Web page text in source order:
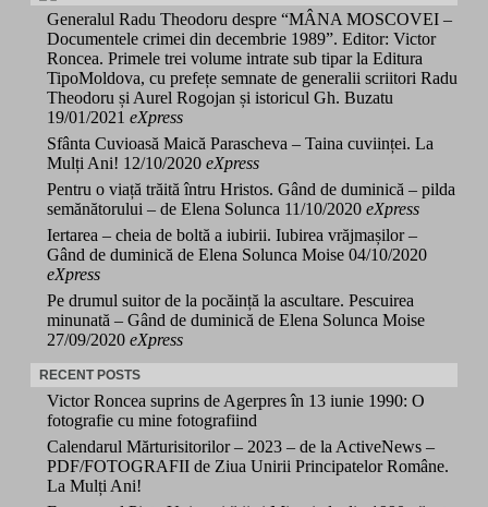
Generalul Radu Theodoru despre “MÂNA MOSCOVEI –
Documentele crimei din decembrie 1989”. Editor: Victor
Roncea. Primele trei volume intrate sub tipar la Editura
TipoMoldova, cu prefețe semnate de generalii scriitori Radu
Theodoru și Aurel Rogojan și istoricul Gh. Buzatu
19/01/2021 eXpress
Sfânta Cuvioasă Maică Parascheva – Taina cuviinței. La
Mulți Ani! 12/10/2020 eXpress
Pentru o viață trăită întru Hristos. Gând de duminică – pilda
semănătorului – de Elena Solunca 11/10/2020 eXpress
Iertarea – cheia de boltă a iubirii. Iubirea vrăjmașilor –
Gând de duminică de Elena Solunca Moise 04/10/2020
eXpress
Pe drumul suitor de la pocăință la ascultare. Pescuirea
minunată – Gând de duminică de Elena Solunca Moise
27/09/2020 eXpress
RECENT POSTS
Victor Roncea suprins de Agerpres în 13 iunie 1990: O
fotografie cu mine fotografiind
Calendarul Mărturisitorilor – 2023 – de la ActiveNews –
PDF/FOTOGRAFII de Ziua Unirii Principatelor Române.
La Mulți Ani!